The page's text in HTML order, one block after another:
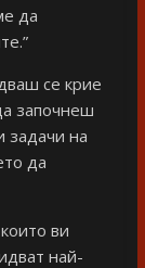
да
се крие
започнеш
задачи на
да
ви
най-